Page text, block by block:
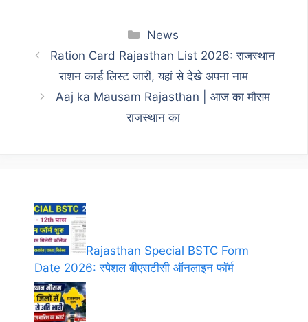
Categories
News
Ration Card Rajasthan List 2026: राजस्थान
राशन कार्ड लिस्ट जारी, यहां से देखे अपना नाम
Aaj ka Mausam Rajasthan | आज का मौसम
राजस्थान का
Rajasthan Special BSTC Form
Date 2026: स्पेशल बीएसटीसी ऑनलाइन फॉर्म